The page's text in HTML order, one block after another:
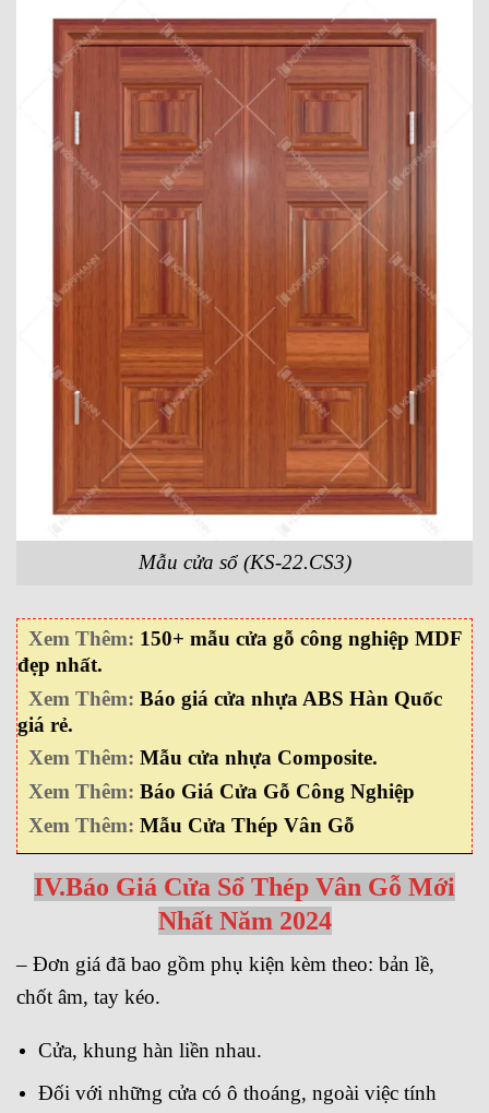
Mẫu cửa sổ (KS-22.CS3)
Xem Thêm: 150+ mẫu cửa gỗ công nghiệp MDF
đẹp nhất.
Xem Thêm: Báo giá cửa nhựa ABS Hàn Quốc
giá rẻ.
Xem Thêm: Mẫu cửa nhựa Composite.
Xem Thêm: Báo Giá Cửa Gỗ Công Nghiệp
Xem Thêm: Mẫu Cửa Thép Vân Gỗ
IV.Báo Giá Cửa Sổ Thép Vân Gỗ Mới
Nhất Năm 2024
– Đơn giá đã bao gồm phụ kiện kèm theo: bản lề,
chốt âm, tay kéo.
Cửa, khung hàn liền nhau.
Đối với những cửa có ô thoáng, ngoài việc tính